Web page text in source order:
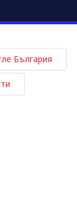
България